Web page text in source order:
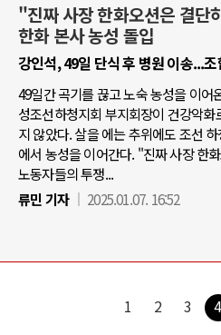
"진짜 사장 한화오션은 결단
한화 본사 농성 돌입
강인석, 49일 단식 후 병원 이송...
49일간 곡기를 끊고 노숙 농성을 이어
성조선하청지회 부지회장이 건강악
지 않았다. 살을 에는 추위에도 조선
에서 농성을 이어간다. "진짜 사장 한
노동자들의 투쟁...
류민 기자
2025.01.07. 16:52
1 2 3 4